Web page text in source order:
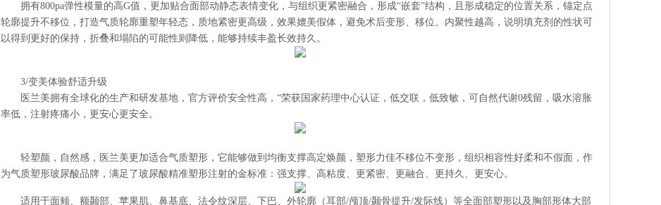
拥有800pa弹性模量的高G值，更加贴合面部动静态表情变化，与组织更紧密融合，形成“嵌套”结构，且形成稳定的位置关系，锚定点
轮廓提升不移位，打造气质轮廓重塑年轻态，质地紧密更高级，效果媲美假体，避免术后变形、移位。内聚性越高，说明填充剂的性状可
以得到更好的保持，折叠和塌陷的可能性则降低，能够持续丰盈长效持久。
3/变美体验舒适升级
医兰美拥有全球化的生产和研发基地，官方评价安全性高，“荣获国家药理中心认证，低交联，低致敏，可自然代谢0残留，吸水溶胀
率低，注射疼痛小，更安心更安全。
轻塑颜，自然感，医兰美更加适合气质塑形，它能够做到均衡支撑高定焕颜，塑形力佳不移位不变形，组织相容性好柔和不假面，作
为气质塑形玻尿酸品牌，满足了玻尿酸精准塑形注射的金标准：强支撑、高粘度、更紧密、更融合、更持久、更安心。
适用于面颊、额颞部、苹果肌、鼻基底、法令纹深层、下巴、外轮廓（耳部/颅顶/颞骨提升/发际线）等全面部塑形以及胸部形体大部